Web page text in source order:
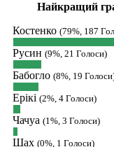
покращень по сайту?
сайт скинути криптою
Hatsyk:SVAT,
вайбер, будь де) що
скину.
SVAT :Hatsyk, Якщо
Hatsyk :
SVAT, без
Найкращий
Костенко (79%, 187
Русин (9%, 21 Голоси)
Бабогло (8%, 19
Ерікі (2%, 4 Голоси)
Чачуа (1%, 3 Голоси)
Шах (0%, 1 Голоси)